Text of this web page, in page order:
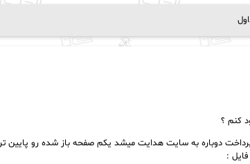
کنم ؟
دوباره به سایت هدایت میشد یکم صفحه باز شده رو پایین تر
فایل :